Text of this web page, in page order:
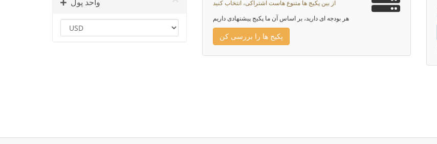
از بین پکیج ها متنوع هاست اشتراکی، انتخاب کنید
هر بودجه ای دارید، بر اساس آن ما پکیج پیشنهادی داریم
پکیج ها را بررسی کن